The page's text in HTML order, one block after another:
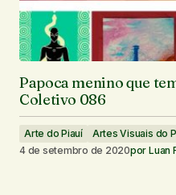
Papoca menino que
Coletivo 086
Arte do Piauí
Artes Visuais do
4 de setembro de 2020por Luan